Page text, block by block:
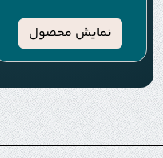
نمایش محصول